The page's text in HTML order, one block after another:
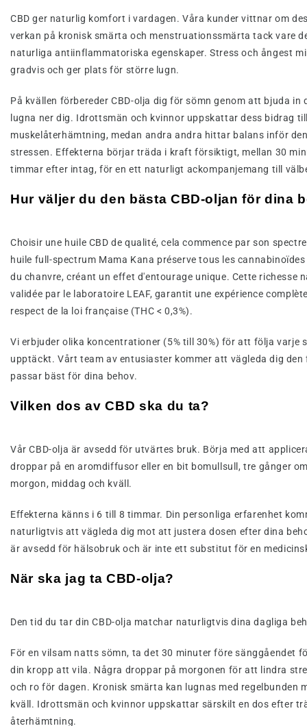
CBD ger naturlig komfort i vardagen. Våra kunder vittnar om
verkan på kronisk smärta och menstruationssmärta tack vare
naturliga antiinflammatoriska egenskaper. Stress och ångest
gradvis och ger plats för större lugn.
På kvällen förbereder CBD-olja dig för sömn genom att bjuda in
lugna ner dig. Idrottsmän och kvinnor uppskattar dess bidrag
muskelåterhämtning, medan andra andra hittar balans inför
stressen. Effekterna börjar träda i kraft försiktigt, mellan 30
timmar efter intag, för en ett naturligt ackompanjemang till
Hur väljer du den bästa CBD-oljan för dina
Choisir une huile CBD de qualité, cela commence par son
huile full-spectrum Mama Kana préserve tous les
du chanvre, créant un effet d'entourage unique. Cette richesse
validée par le laboratoire LEAF, garantit une expérience
respect de la loi française (THC < 0,3%).
Vi erbjuder olika koncentrationer (5% till 30%) för att följa varje
upptäckt. Vårt team av entusiaster kommer att vägleda dig den
passar bäst för dina behov.
Vilken dos av CBD ska du ta?
Vår CBD-olja är avsedd för utvärtes bruk. Börja med att
droppar på en aromdiffusor eller en bit bomullsull, tre gånger
morgon, middag och kväll.
Effekterna känns i 6 till 8 timmar. Din personliga erfarenhet
naturligtvis att vägleda dig mot att justera dosen efter dina
är avsedd för hälsobruk och är inte ett substitut för en
När ska jag ta CBD-olja?
Den tid du tar din CBD-olja matchar naturligtvis dina dagliga
För en vilsam natts sömn, ta det 30 minuter före sänggåendet
din kropp att vila. Några droppar på morgonen för att lindra
och ro för dagen. Kronisk smärta kan lugnas med regelbunden
kväll. Idrottsmän och kvinnor uppskattar särskilt en dos efter
återhämtning.